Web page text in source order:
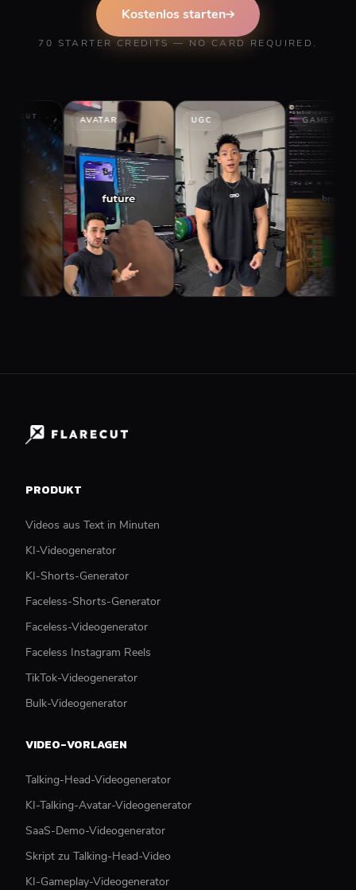
Kostenlos starten
70 STARTER CREDITS — NO CARD REQUIRED.
AVATAR UGC GAMEPLAY
PRODUKT
Videos aus Text in Minuten
KI-Videogenerator
KI-Shorts-Generator
Faceless-Shorts-Generator
Faceless-Videogenerator
Faceless Instagram Reels
TikTok-Videogenerator
Bulk-Videogenerator
VIDEO-VORLAGEN
Talking-Head-Videogenerator
KI-Talking-Avatar-Videogenerator
SaaS-Demo-Videogenerator
Skript zu Talking-Head-Video
KI-Gameplay-Videogenerator